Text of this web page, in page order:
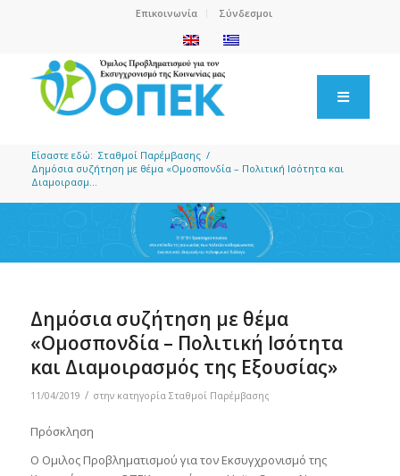
Επικοινωνία Σύνδεσμοι
Είσαστε εδώ: Σταθμοί Παρέμβασης /
Δημόσια συζήτηση με θέμα «Ομοσπονδία – Πολιτική Ισότητα και
Διαμοιρασμ...
Δημόσια συζήτηση με θέμα
«Ομοσπονδία – Πολιτική Ισότητα
και Διαμοιρασμός της Εξουσίας»
11/04/2019 / στην κατηγορία Σταθμοί Παρέμβασης
Πρόσκληση
Ο Ομιλος Προβληματισμού για τον Εκσυγχρονισμό της